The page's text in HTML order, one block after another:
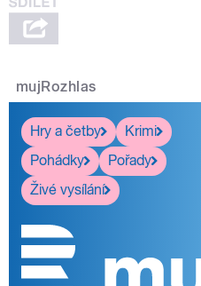
mujRozhlas
Hry a četby
Krimi
Pohádky
Pořady
Živé vysílání